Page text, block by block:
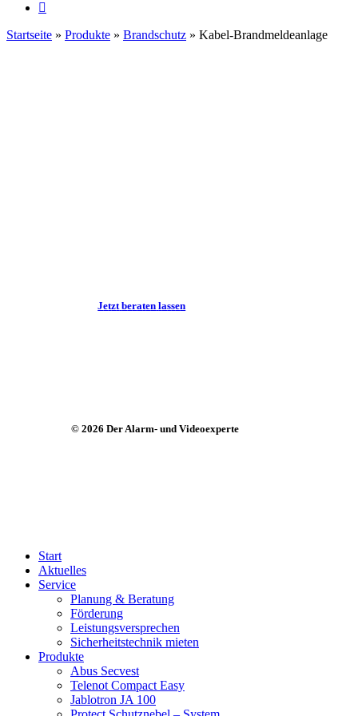
facebook
Startseite » Produkte » Brandschutz » Kabel-Brandmeldeanlage
Jetzt beraten lassen
© 2026 Der Alarm- und Videoexperte
Close
Menu
Start
Aktuelles
Service
Planung & Beratung
Förderung
Leistungsversprechen
Sicherheitstechnik mieten
Produkte
Abus Secvest
Telenot Compact Easy
Jablotron JA 100